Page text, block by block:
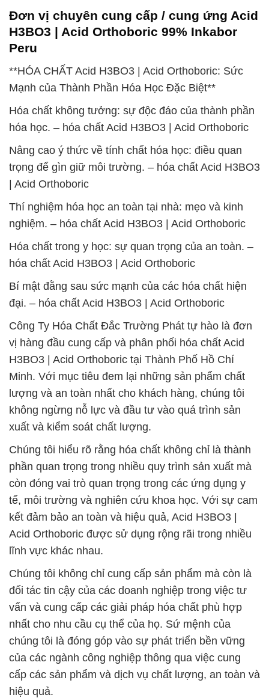
Đơn vị chuyên cung cấp / cung ứng Acid
H3BO3 | Acid Orthoboric 99% Inkabor
Peru
**HÓA CHẤT Acid H3BO3 | Acid Orthoboric: Sức
Mạnh của Thành Phần Hóa Học Đặc Biệt**
Hóa chất không tưởng: sự độc đáo của thành phần
hóa học. – hóa chất Acid H3BO3 | Acid Orthoboric
Nâng cao ý thức về tính chất hóa học: điều quan
trọng để gìn giữ môi trường. – hóa chất Acid H3BO3
| Acid Orthoboric
Thí nghiệm hóa học an toàn tại nhà: mẹo và kinh
nghiệm. – hóa chất Acid H3BO3 | Acid Orthoboric
Hóa chất trong y học: sự quan trọng của an toàn. –
hóa chất Acid H3BO3 | Acid Orthoboric
Bí mật đằng sau sức mạnh của các hóa chất hiện
đại. – hóa chất Acid H3BO3 | Acid Orthoboric
Công Ty Hóa Chất Đắc Trường Phát tự hào là đơn
vị hàng đầu cung cấp và phân phối hóa chất Acid
H3BO3 | Acid Orthoboric tại Thành Phố Hồ Chí
Minh. Với mục tiêu đem lại những sản phẩm chất
lượng và an toàn nhất cho khách hàng, chúng tôi
không ngừng nỗ lực và đầu tư vào quá trình sản
xuất và kiểm soát chất lượng.
Chúng tôi hiểu rõ rằng hóa chất không chỉ là thành
phần quan trọng trong nhiều quy trình sản xuất mà
còn đóng vai trò quan trọng trong các ứng dụng y
tế, môi trường và nghiên cứu khoa học. Với sự cam
kết đảm bảo an toàn và hiệu quả, Acid H3BO3 |
Acid Orthoboric được sử dụng rộng rãi trong nhiều
lĩnh vực khác nhau.
Chúng tôi không chỉ cung cấp sản phẩm mà còn là
đối tác tin cậy của các doanh nghiệp trong việc tư
vấn và cung cấp các giải pháp hóa chất phù hợp
nhất cho nhu cầu cụ thể của họ. Sứ mệnh của
chúng tôi là đóng góp vào sự phát triển bền vững
của các ngành công nghiệp thông qua việc cung
cấp các sản phẩm và dịch vụ chất lượng, an toàn và
hiệu quả.